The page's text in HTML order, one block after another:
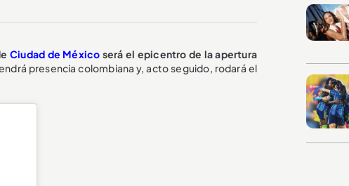
Ciudad de México será el epicentro de la apertura
presencia colombiana y, acto seguido, rodará el